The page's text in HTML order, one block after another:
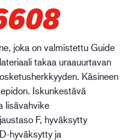
joka on valmistettu Guide
takaa uraauurtavan
Käsineen
Iskunkestävä
lisävahvike
F, hyväksytty
hyväksytty ja